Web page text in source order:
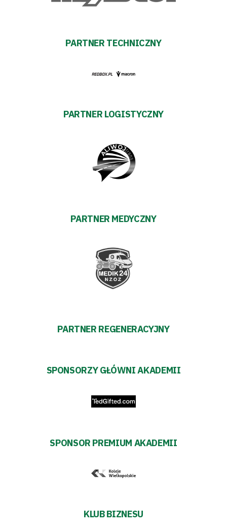
PARTNER TECHNICZNY
PARTNER LOGISTYCZNY
PARTNER MEDYCZNY
PARTNER REGENERACYJNY
SPONSORZY GŁÓWNI AKADEMII
SPONSOR PREMIUM AKADEMII
KLUB BIZNESU